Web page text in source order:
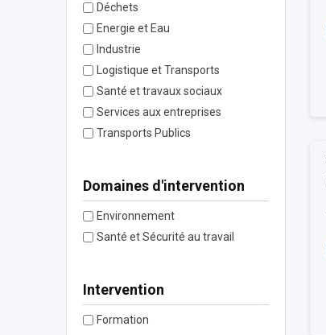
Déchets
Energie et Eau
Industrie
Logistique et Transports
Santé et travaux sociaux
Services aux entreprises
Transports Publics
Domaines d'intervention
Environnement
Santé et Sécurité au travail
Intervention
Formation